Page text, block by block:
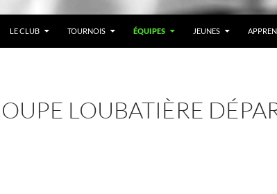
LE CLUB TOURNOIS ÉQUIPES JEUNES
LOUBATIÈRE